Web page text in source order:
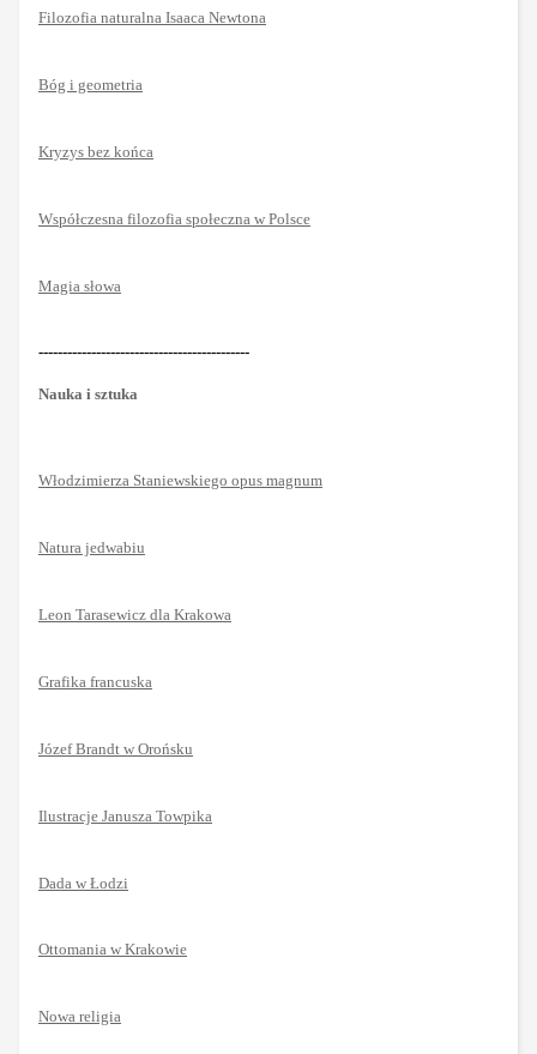
Filozofia naturalna Isaaca Newtona
Bóg i geometria
Kryzys bez końca
Współczesna filozofia społeczna w Polsce
Magia słowa
--------------------------------------------
Nauka i sztuka
Włodzimierza Staniewskiego opus magnum
Natura jedwabiu
Leon Tarasewicz dla Krakowa
Grafika francuska
Józef Brandt w Orońsku
Ilustracje Janusza Towpika
Dada w Łodzi
Ottomania w Krakowie
Nowa religia